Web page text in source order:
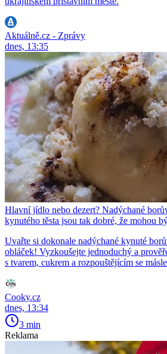
Aktuálně.cz - Zprávy
dnes, 13:35
Hlavní jídlo nebo dezert? Nadýchané
kynutého těsta jsou tak dobré, že mohou
Uvařte si dokonale nadýchané kynuté
obláček! Vyzkoušejte jednoduchý a
s tvarem, cukrem a rozpouštějícím se
Cooky.cz
dnes, 13:34
3 min
Reklama